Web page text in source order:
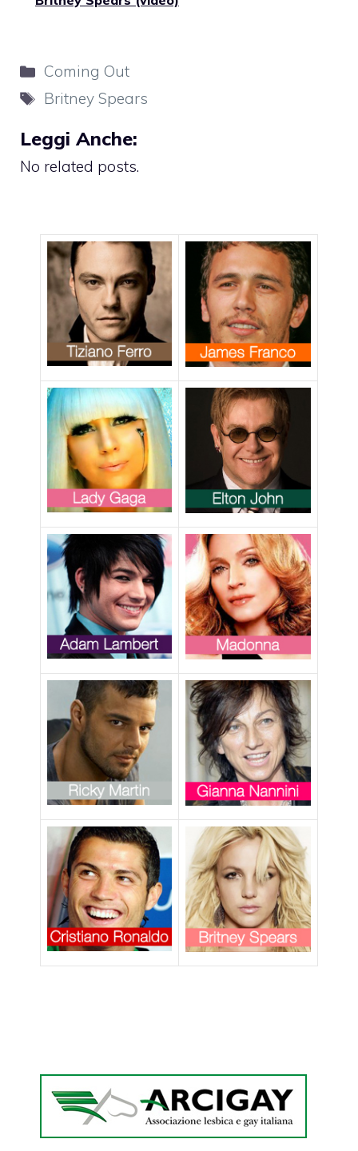
Categorie
Coming Out
Tag
Britney Spears
Leggi Anche:
No related posts.